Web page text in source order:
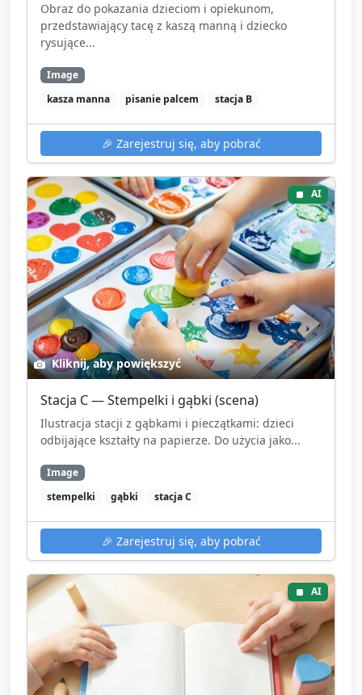
Obraz do pokazania dzieciom i opiekunom,
przedstawiający tacę z kaszą manną i dziecko
rysujące...
Image
kasza manna
pisanie palcem stacja B
🎉 Zarejestruj się, aby pobrać
AI
Kliknij, aby powiększyć
Stacja C — Stempelki i gąbki (scena)
Ilustracja stacji z gąbkami i pieczątkami: dzieci
odbijające kształty na papierze. Do użycia jako...
Image
stempelki
gąbki stacja C
🎉 Zarejestruj się, aby pobrać
AI